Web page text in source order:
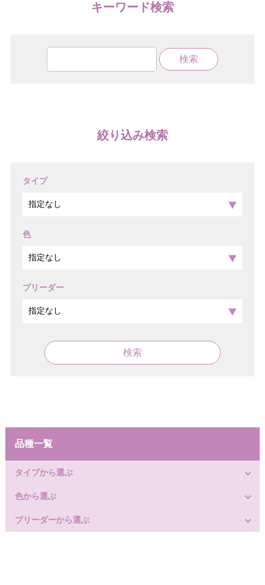
キーワード検索
絞り込み検索
タイプ
色
ブリーダー
検索
品種一覧
タイプから選ぶ
色から選ぶ
ブリーダーから選ぶ